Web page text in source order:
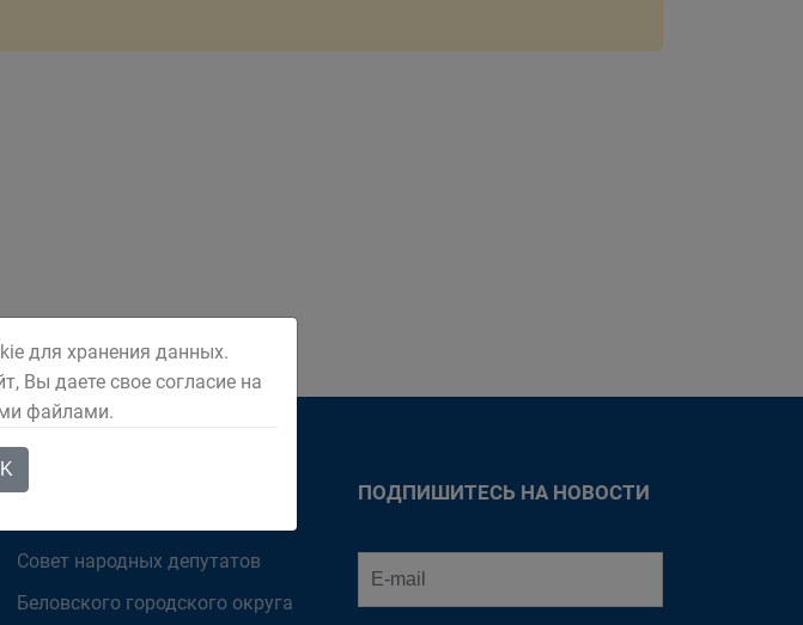
ОРГАНЫ ВЛАСТИ
Совет народных депутатов
Беловского городского округа
ПОДПИШИТЕСЬ НА НОВОСТИ
для хранения данных.
Вы даете свое согласие на
файлами.